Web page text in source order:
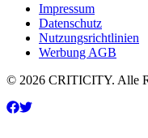
Impressum
Datenschutz
Nutzungsrichtlinien
Werbung AGB
© 2026 CRITICITY. Alle